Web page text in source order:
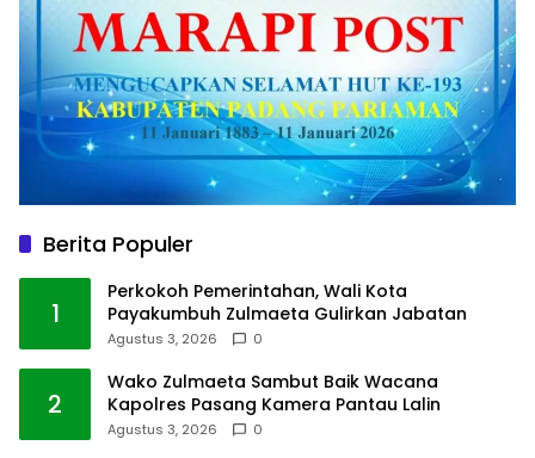
Berita Populer
1
Perkokoh Pemerintahan, Wali Kota
Payakumbuh Zulmaeta Gulirkan Jabatan
Agustus 3, 2026 0
2
Wako Zulmaeta Sambut Baik Wacana
Kapolres Pasang Kamera Pantau Lalin
Agustus 3, 2026 0